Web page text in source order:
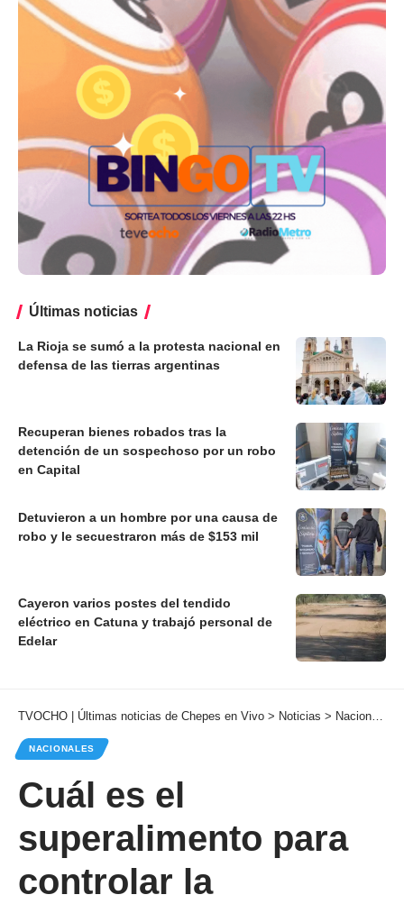
Últimas noticias
La Rioja se sumó a la protesta nacional en
defensa de las tierras argentinas
Recuperan bienes robados tras la
detención de un sospechoso por un robo
en Capital
Detuvieron a un hombre por una causa de
robo y le secuestraron más de $153 mil
Cayeron varios postes del tendido
eléctrico en Catuna y trabajó personal de
Edelar
TVOCHO | Últimas noticias de Chepes en Vivo > Noticias > Nacionales
NACIONALES
Cuál es el
superalimento para
controlar la